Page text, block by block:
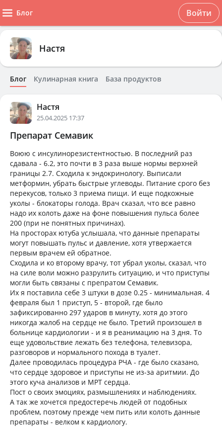
Блог Войти
Настя
Блог Кулинарная книга База продуктов
Настя
25.04.2025 17:37
Препарат Семавик
Воюю с инсулинорезистентностью. В последний раз
сдавала - 6.2, это почти в 3 раза выше нормы верхней
границы 2.7. Сходила к эндокринологу. Выписали
метформин, убрать быстрые углеводы. Питание срого без
перекусов, только 3 приема пищи. И еще подкожные
уколы - блокаторы голода. Врач сказал, что все равно
надо их колоть даже на фоне повышения пульса более
200 (при не понятных причинах).
На просторах ютуба услышала, что данные препараты
могут повышать пульс и давление, хотя утвержается
первым врачем ей обратное.
Сходила и ко второму врачу, тот убрал уколы, сказал, что
на силе воли можно разрулить ситуацию, и что приступы
могли быть связаны с препратом Семавик.
Их я поставила себе 3 штуки в дозе 0.25 - минимальная. 4
февраля был 1 приступ, 5 - второй, где было
зафиксированно 297 ударов в минуту, хотя до этого
никогда жалоб на сердце не было. Третий произошел в
больнице кардиологии - и я в реанимацию на 3 дня. То
еще удовольствие лежать без телефона, телевизора,
разговоров и нормального похода в туалет.
Далее проводилась процедура РЧА - где было сказано,
что сердце здоровое и приступы не из-за аритмии. До
этого куча анализов и МРТ сердца.
Пост о своих эмоциях, размышлениях и наблюдениях.
А так же хочется предостеречь людей от подобных
проблем, поэтому прежде чем пить или колоть данные
препараты - велком к кардиологу.